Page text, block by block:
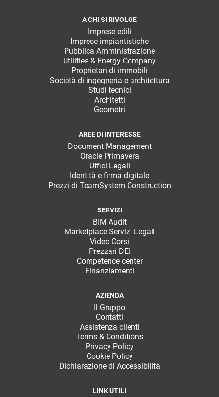
A CHI SI RIVOLGE
Imprese edili
Imprese impiantistiche
Pubblica Amministrazione
Utilities & Energy Company
Proprietari di immobili
Società di ingegneria e architettura
Studi tecnici
Architetti
Geometri
AREE DI INTERESSE
Document Management
Oracle Primavera
Uffici Legali
Identità e firma digitale
Prezzi di TeamSystem Construction
SERVIZI
BIM Audit
Marketplace Servizi Legali
Video Corsi
Prezzari DEI
Competence center
Finanziamenti
AZIENDA
Il Gruppo
Contatti
Assistenza clienti
Terms & Conditions
Privacy Policy
Cookie Policy
Dichiarazione di Accessibilità
LINK UTILI